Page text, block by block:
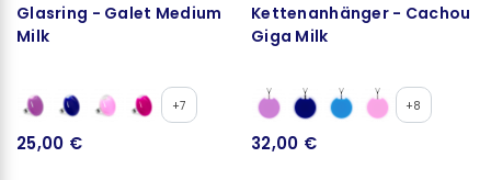
Glasring - Galet Medium
Milk
+7
25,00 €
Kettenanhänger - Cachou
Giga Milk
+8
32,00 €